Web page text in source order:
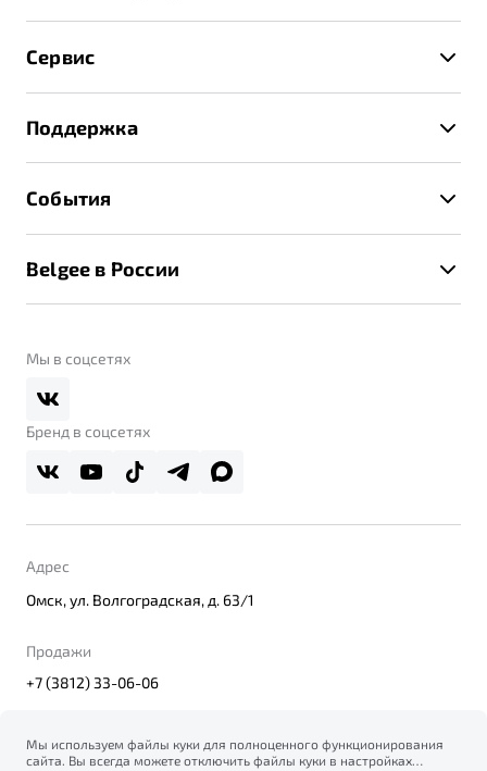
Записаться на тест-драйв
Получить предложение
Страхование
Расчет КАСКО
Сервис
Техническое обслуживание
Калькулятор ТО
Поддержка
Помощь на дорогах
Belgee Линк
Реферальная программа
События
Belgee в России
О дилерском центре
Правовая информация
Мы в соцсетях
Бренд в соцсетях
Адрес
Омск, ул. Волгоградская, д. 63/1
Продажи
+7 (3812) 33-06-06
© 2026
Мы используем файлы куки для полноценного функционирования
сайта. Вы всегда можете отключить файлы куки в настройках